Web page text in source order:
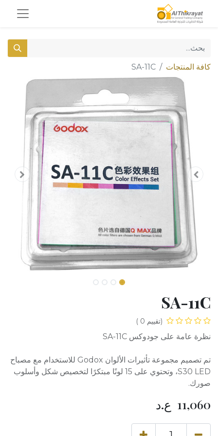
كافة المنتجات SA-11C
SA-11C
(تقييم 0 )
نظرة عامة على جودوكس SA-11C
تم تصميم مجموعة تأثيرات الألوان Godox للاستخدام مع مصباح
S30 LED، وتحتوي على 15 لونًا مبتكرًا لتخصيص شكل وأسلوب
صورك.
11,060 ع.د